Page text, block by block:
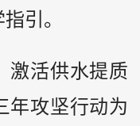
引。
激活供水提质
年攻坚行动为